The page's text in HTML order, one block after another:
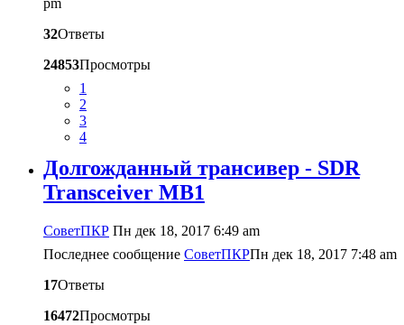
pm
32Ответы
24853Просмотры
1
2
3
4
Долгожданный трансивер - SDR
Transceiver MB1
CоветПКР Пн дек 18, 2017 6:49 am
Последнее сообщение CоветПКРПн дек 18, 2017 7:48 am
17Ответы
16472Просмотры